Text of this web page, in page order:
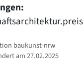
baukunst-nrw
am 27.02.2025